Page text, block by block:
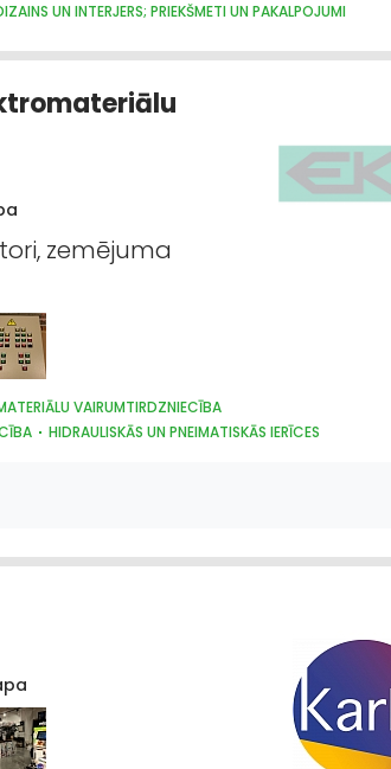
UN INTERJERS; PRIEKŠMETI UN PAKALPOJUMI
zemējuma
VAIRUMTIRDZNIECĪBA
HIDRAULISKĀS UN PNEIMATISKĀS IERĪCES